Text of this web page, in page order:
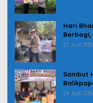
Hari
Berbagi,
27 Juni
Sambut
Asuhan
26 Juni